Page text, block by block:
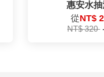
惠安水
從NT$
NT$ 320